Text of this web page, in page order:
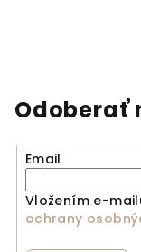
Odoberať
Email
Vložením e-
ochrany